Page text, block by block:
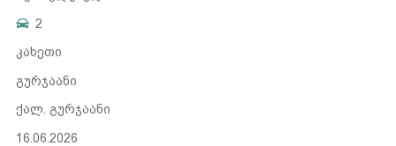
2
კახეთი
გურჯაანი
ქალ. გურჯაანი
16.06.2026